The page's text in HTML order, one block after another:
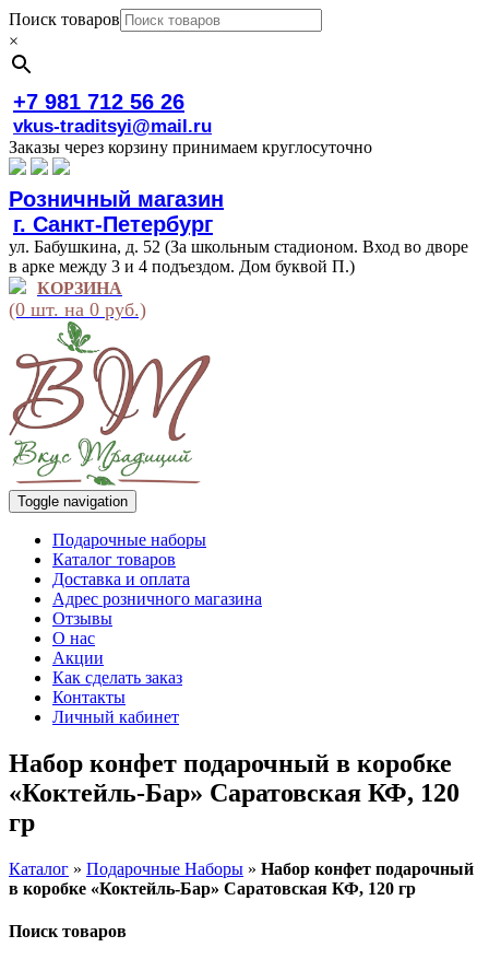
Поиск товаров
×
+7 981 712 56 26
vkus-traditsyi@mail.ru
Заказы через корзину принимаем круглосуточно
Розничный магазин
г. Санкт-Петербург
ул. Бабушкина, д. 52 (За школьным стадионом. Вход во дворе
в арке между 3 и 4 подъездом. Дом буквой П.)
КОРЗИНА
(0 шт. на 0 руб.)
Toggle navigation
Подарочные наборы
Каталог товаров
Доставка и оплата
Адрес розничного магазина
Отзывы
О нас
Акции
Как сделать заказ
Контакты
Личный кабинет
Набор конфет подарочный в коробке
«Коктейль-Бар» Саратовская КФ, 120
гр
Каталог » Подарочные Наборы » Набор конфет подарочный
в коробке «Коктейль-Бар» Саратовская КФ, 120 гр
Поиск товаров